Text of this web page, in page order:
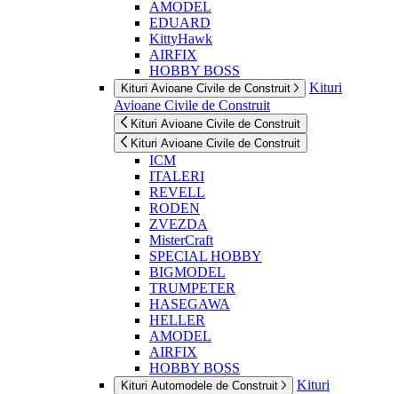
AMODEL
EDUARD
KittyHawk
AIRFIX
HOBBY BOSS
Kituri Avioane Civile de Construit
Kituri
Avioane Civile de Construit
Kituri Avioane Civile de Construit
Kituri Avioane Civile de Construit
ICM
ITALERI
REVELL
RODEN
ZVEZDA
MisterCraft
SPECIAL HOBBY
BIGMODEL
TRUMPETER
HASEGAWA
HELLER
AMODEL
AIRFIX
HOBBY BOSS
Kituri Automodele de Construit
Kituri